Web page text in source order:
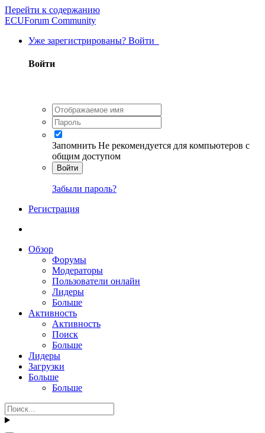
Перейти к содержанию
ECUForum Community
Уже зарегистрированы? Войти
Войти
Запомнить Не рекомендуется для компьютеров с
общим доступом
Войти
Забыли пароль?
Регистрация
Обзор
Форумы
Модераторы
Пользователи онлайн
Лидеры
Больше
Активность
Активность
Поиск
Больше
Лидеры
Загрузки
Больше
Больше